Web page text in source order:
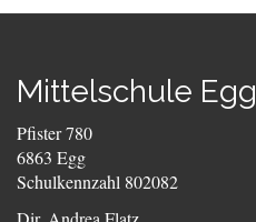
Mittelschule Egg
Pfister 780
6863 Egg
Schulkennzahl 802082